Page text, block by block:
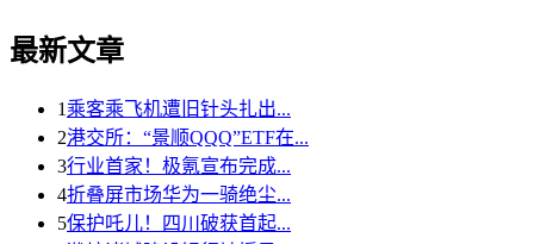
最新文章
1 乘客乘飞机遭旧针头扎出...
2港交所：“景顺QQQ”ETF在...
3行业首家！极氪宣布完成...
4折叠屏市场华为一骑绝尘...
5保护吒儿！四川破获首起...